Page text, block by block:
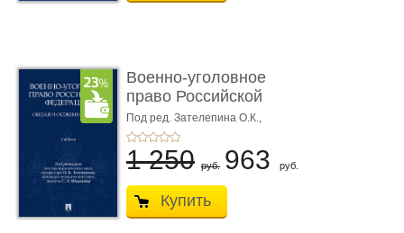
Военно-уголовное
право Российской
Федерации. � ...
Под ред. Зателепина О.К.,
Шарапова С.Н.
1 250 руб. 963 руб.
Купить